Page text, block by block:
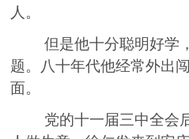
人。
但是他十分聪明好学
题。八十年代他经常外出
面。
党的十一届三中全会